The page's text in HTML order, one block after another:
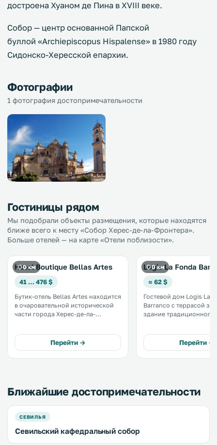
достроена Хуаном де Пина в XVIII веке.
Собор — центр основанной Папской
буллой «Archiepiscopus Hispalense» в 1980 году
Сидонско-Хересской епархии.
Фотографии
1 фотография достопримечательности
Гостиницы рядом
Мы подобрали объекты размещения, которые находятся
ближе всего к месту «Собор Херес-де-ла-Фронтера».
Больше отелей — на карте «Отели поблизости».
0 км
Hotel Boutique Bellas Artes
41 … 476 $
Бутик-отель Bellas Artes находится
в очаровательной исторической
части города Херес-де-ла-
Перейти →
0 км
Logis La Fonda
≈ 62 $
Гостевой дом Logis La
Barranco с террасой
здание традиционного
можно дойти до
виноделен. .
Перейти →
Ближайшие достопримечательности
СЕВИЛЬЯ
Севильский кафедральный собор